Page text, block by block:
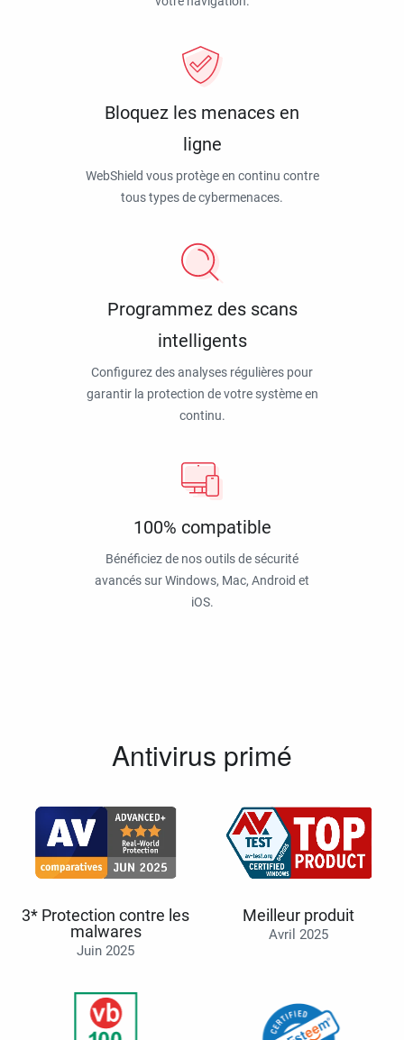
Bloquez les menaces en
ligne
WebShield vous protège en continu contre
tous types de cybermenaces.
Programmez des scans
intelligents
Configurez des analyses régulières pour
garantir la protection de votre système en
continu.
100% compatible
Bénéficiez de nos outils de sécurité
avancés sur Windows, Mac, Android et
iOS.
Antivirus primé
3* Protection contre les
malwares
Juin 2025
Meilleur produit
Avril 2025